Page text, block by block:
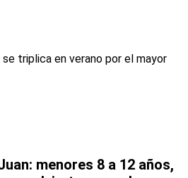
menores 8 a 12 años,